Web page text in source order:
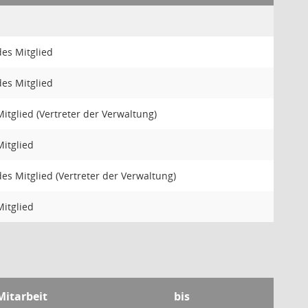
Mitglied
Mitglied
(Vertreter der Verwaltung)
Mitglied (Vertreter der Verwaltung)
bis